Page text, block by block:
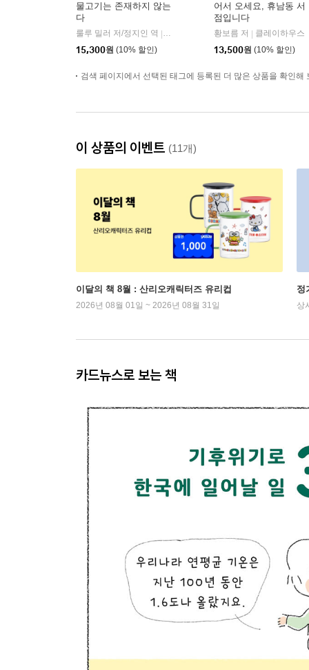
물고기는 존재하지 않는
다
룰루 밀러 저/정지인 역
곰출판
15,300원 (10% 할인)
어서 오세요, 휴남동 서
점입니다
황보름 저
클레이하우스
13,500원 (10% 할인)
검색 페이지에서 선택된 태그에 등록된 더 많은 상품을 확인해
이 상품의 이벤트 (11개)
이달의 책 8월 : 산리오캐릭터즈 유리컵
2026년 08월 01일 ~ 2026년 08월 31일
정
상
카드뉴스로 보는 책